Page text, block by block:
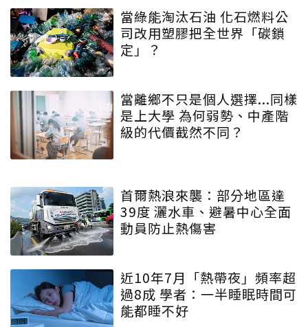
當綠能淘汰石油 化石燃料公
司改用塑膠把全世界「碳鎖
定」？
當離鄉不只是個人選擇...同樣
是上大學 為何弱勢、中產階
級的代價截然不同？
首爾熱浪來襲：部分地區達
39度 灑水車、避暑中心全面
動員防止熱傷害
近10年7月「熱帶夜」頻率超
過8成 學者：一半睡眠時間可
能都睡不好